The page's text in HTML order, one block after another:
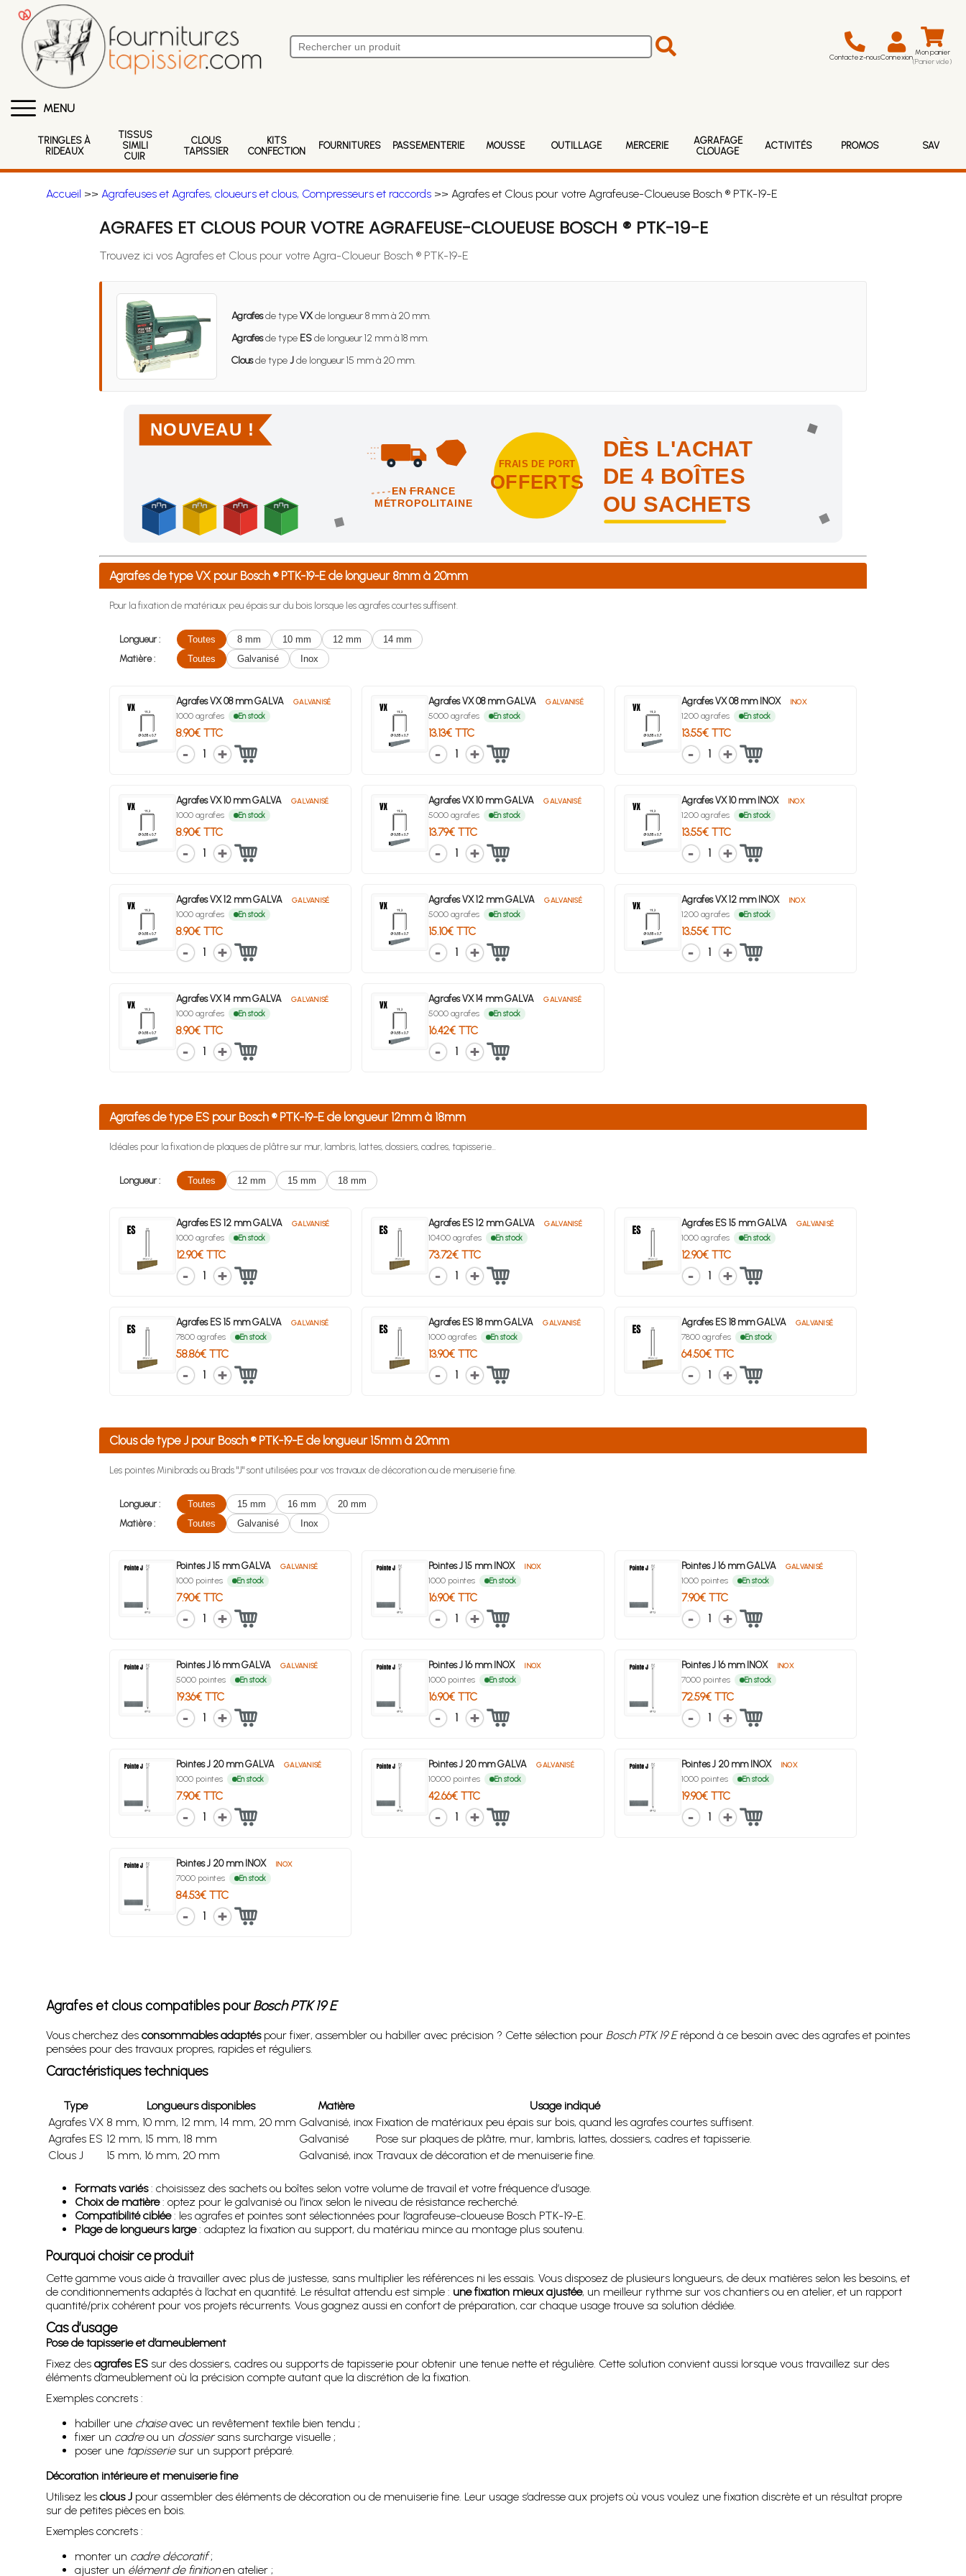
Contactez-nousConnexion Mon panier
(Panier vide)
MENU
TRINGLES À
RIDEAUX
TISSUS
SIMILI
CUIR
CLOUS
TAPISSIER
KITS
CONFECTION
FOURNITURES PASSEMENTERIE MOUSSE OUTILLAGE MERCERIE
AGRAFAGE
CLOUAGE
ACTIVITÉS PROMOS SAV
Accueil >> Agrafeuses et Agrafes, cloueurs et clous, Compresseurs et raccords>> Agrafes et Clous pour votre Agrafeuse-Cloueuse Bosch ® PTK-19-E
AGRAFES ET CLOUS POUR VOTRE AGRAFEUSE-CLOUEUSE BOSCH ® PTK-19-E
Trouvez ici vos Agrafes et Clous pour votre Agra-Cloueur Bosch ® PTK-19-E
Agrafesde typeVXde longueur 8 mm à 20 mm.
Agrafesde type ESde longueur 12 mm à 18 mm.
Clousde typeJde longueur 15 mm à 20 mm.
NOUVEAU !
EN FRANCE
MÉTROPOLITAINE
FRAIS DE PORT
OFFERTS
DÈS L'ACHAT
DE 4 BOÎTES
OU SACHETS
Achetez 4 sachets ou boîtes d'agrafes ou de pointes et nous vous offrons les frais de port en France métropolitaine !
Agrafes de type VX pour Bosch ® PTK-19-E de longueur 8mm à 20mm
Pour la fixation de matériaux peu épais sur du bois lorsque les agrafes courtes suffisent.
Longueur : Toutes 8 mm 10 mm 12 mm
14 mm
Matière :
Toutes Galvanisé Inox
Agrafes VX 08 mm GALVA GALVANISÉ
1000 agrafes En stock
8.90€ TTC
1
Agrafes VX 08 mm GALVA GALVANISÉ
5000 agrafes En stock
13.13€ TTC
1
Agrafes VX 08 mm INOX INOX
1200 agrafes En stock
13.55€ TTC
1
Agrafes VX 10 mm GALVA GALVANISÉ
1000 agrafes En stock
8.90€ TTC
1
Agrafes VX 10 mm GALVA GALVANISÉ
5000 agrafes En stock
13.79€ TTC
1
Agrafes VX 10 mm INOX INOX
1200 agrafes En stock
13.55€ TTC
1
Agrafes VX 12 mm GALVA GALVANISÉ
1000 agrafes En stock
8.90€ TTC
1
Agrafes VX 12 mm GALVA GALVANISÉ
5000 agrafes En stock
15.10€ TTC
1
Agrafes VX 12 mm INOX INOX
1200 agrafes En stock
13.55€ TTC
1
Agrafes VX 14 mm GALVA GALVANISÉ
1000 agrafes En stock
8.90€ TTC
1
Agrafes VX 14 mm GALVA GALVANISÉ
5000 agrafes En stock
16.42€ TTC
1
Agrafes de type ES pour Bosch ® PTK-19-E de longueur 12mm à 18mm
Idéales pour la fixation de plaques de plâtre sur mur, lambris, lattes, dossiers, cadres, tapisserie...
Longueur : Toutes 12 mm 15 mm 18 mm
Agrafes ES 12 mm GALVA GALVANISÉ
1000 agrafes En stock
12.90€ TTC
1
Agrafes ES 12 mm GALVA GALVANISÉ
10400 agrafes En stock
73.72€ TTC
1
Agrafes ES 15 mm GALVA GALVANISÉ
1000 agrafes En stock
12.90€ TTC
1
Agrafes ES 15 mm GALVA GALVANISÉ
7800 agrafes En stock
58.86€ TTC
1
Agrafes ES 18 mm GALVA GALVANISÉ
1000 agrafes En stock
13.90€ TTC
1
Agrafes ES 18 mm GALVA GALVANISÉ
7800 agrafes En stock
64.50€ TTC
1
Clous de type J pour Bosch ® PTK-19-E de longueur 15mm à 20mm
Les pointes Minibrads ou Brads "J" sont utilisées pour vos travaux de décoration ou de menuiserie fine.
Longueur : Toutes 15 mm 16 mm
20 mm
Matière :
Toutes Galvanisé Inox
Pointes J 15 mm GALVA GALVANISÉ
1000 pointes En stock
7.90€ TTC
1
Pointes J 15 mm INOX INOX
1000 pointes En stock
16.90€ TTC
1
Pointes J 16 mm GALVA GALVANISÉ
1000 pointes En stock
7.90€ TTC
1
Pointes J 16 mm GALVA GALVANISÉ
5000 pointes En stock
19.36€ TTC
1
Pointes J 16 mm INOX INOX
1000 pointes En stock
16.90€ TTC
1
Pointes J 16 mm INOX INOX
7000 pointes En stock
72.59€ TTC
1
Pointes J 20 mm GALVA GALVANISÉ
1000 pointes En stock
7.90€ TTC
1
Pointes J 20 mm GALVA GALVANISÉ
10000 pointes En stock
42.66€ TTC
1
Pointes J 20 mm INOX INOX
1000 pointes En stock
19.90€ TTC
1
Pointes J 20 mm INOX INOX
7000 pointes En stock
84.53€ TTC
1
Agrafes et clous compatibles pourBosch PTK 19 E
Vous cherchez des consommables adaptéspour fixer, assembler ou habiller avec précision ? Cette sélection pour Bosch PTK 19 Erépond à ce besoin avec des agrafes et pointes
pensées pour des travaux propres, rapides et réguliers.
Caractéristiques techniques
Type Longueurs disponibles Matière
Usage indiqué
Agrafes VX 8 mm, 10 mm, 12 mm, 14 mm, 20 mm Galvanisé, inox Fixation de matériaux peu épais sur bois, quand les agrafes courtes suffisent.
Agrafes ES 12 mm, 15 mm, 18 mm Galvanisé
Pose sur plaques de plâtre, mur, lambris, lattes, dossiers, cadres et tapisserie.
Clous J
15 mm, 16 mm, 20 mm Galvanisé, inox Travaux de décoration et de menuiserie fine.
Formats variés: choisissez des sachets ou boîtes selon votre volume de travail et votre fréquence d’usage.
Choix de matière: optez pour le galvanisé ou l’inox selon le niveau de résistance recherché.
Compatibilité ciblée: les agrafes et pointes sont sélectionnées pour l’agrafeuse-cloueuse Bosch PTK-19-E.
Plage de longueurs large: adaptez la fixation au support, du matériau mince au montage plus soutenu.
Pourquoi choisir ce produit
Cette gamme vous aide à travailler avec plus de justesse, sans multiplier les références ni les essais. Vous disposez de plusieurs longueurs, de deux matières selon les besoins, et
de conditionnements adaptés à l’achat en quantité. Le résultat attendu est simple : une fixation mieux ajustée, un meilleur rythme sur vos chantiers ou en atelier, et un rapport
quantité/prix cohérent pour vos projets récurrents. Vous gagnez aussi en confort de préparation, car chaque usage trouve sa solution dédiée.
Cas d’usage
Pose de tapisserie et d’ameublement
Fixez des agrafes ESsur des dossiers, cadres ou supports de tapisserie pour obtenir une tenue nette et régulière. Cette solution convient aussi lorsque vous travaillez sur des
éléments d’ameublement où la précision compte autant que la discrétion de la fixation.
Exemples concrets :
habiller une chaiseavec un revêtement textile bien tendu ;
fixer un cadreou un dossiersans surcharge visuelle ;
poser une tapisseriesur un support préparé.
Décoration intérieure et menuiserie fine
Utilisez les clous Jpour assembler des éléments de décoration ou de menuiserie fine. Leur usage s’adresse aux projets où vous voulez une fixation discrète et un résultat propre
sur de petites pièces en bois.
Exemples concrets :
monter un cadre décoratif;
ajuster un élément de finitionen atelier ;